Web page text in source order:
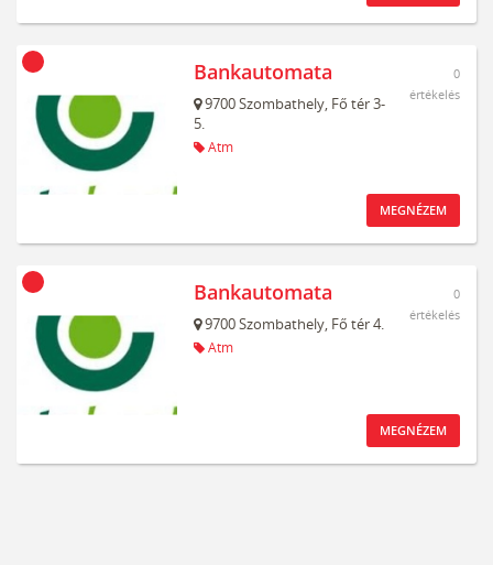
Bankautomata
9700Szombathely, Fő tér 3-
5.
Atm
0
értékelés
MEGNÉZEM
Bankautomata
9700Szombathely, Fő tér 4.
Atm
0
értékelés
MEGNÉZEM